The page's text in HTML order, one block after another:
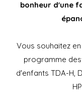
bonheur d'une
Vous souhaitez
programme
d'enfants TDA-H,